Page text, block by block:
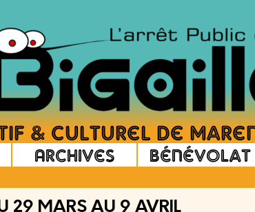
Archives Bénévolat
29 MARS AU 9 AVRIL